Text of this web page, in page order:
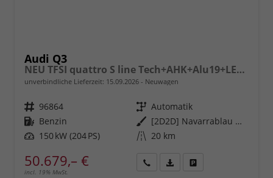
Audi Q3
NEU TFSI quattro S line Tech+AHK+Alu19+LEDplus+KlimaPlus+ExtSchwarz
unverbindliche Lieferzeit: 15.09.2026 Neuwagen
Fahrzeugnr. 96864 Getriebe Automatik
Kraftstoff Benzin Außenfarbe
[2D2D] Navarrablau Metallic
Leistung 150 kW (204 PS) Kilometerstand 20 km
50.679,– €
incl. 19% MwSt.